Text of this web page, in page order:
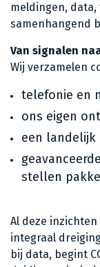
meldingen,
samenhangend
Van signalen
Wij verzamelen
telefonie en
ons eigen
een
stellen
Al deze
integraal
bij data, begint